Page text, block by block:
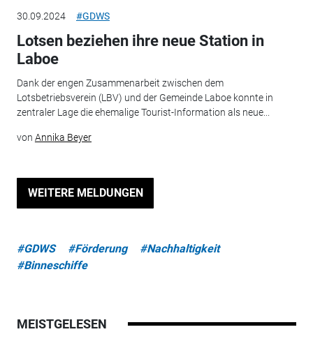
30.09.2024 #GDWS
Lotsen beziehen ihre neue Station in
Laboe
Dank der engen Zusammenarbeit zwischen dem
Lotsbetriebsverein (LBV) und der Gemeinde Laboe konnte in
zentraler Lage die ehemalige Tourist-Information als neue...
von Annika Beyer
WEITERE MELDUNGEN
#GDWS #Förderung
#Nachhaltigkeit
#Binneschiffe
MEISTGELESEN